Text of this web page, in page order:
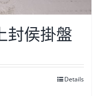
封侯掛盤
Details